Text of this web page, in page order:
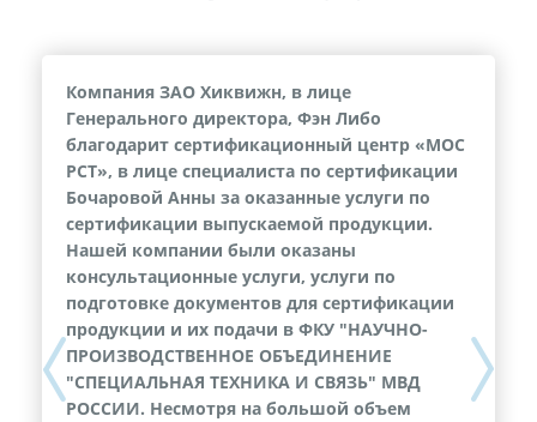
Компания ЗАО Хиквижн, в лице
Генерального директора, Фэн Либо
благодарит сертификационный центр «МОС
РСТ», в лице специалиста по сертификации
Бочаровой Анны за оказанные услуги по
сертификации выпускаемой продукции.
Нашей компании были оказаны
консультационные услуги, услуги по
подготовке документов для сертификации
продукции и их подачи в ФКУ "НАУЧНО-
ПРОИЗВОДСТВЕННОЕ ОБЪЕДИНЕНИЕ
"СПЕЦИАЛЬНАЯ ТЕХНИКА И СВЯЗЬ" МВД
РОССИИ. Несмотря на большой объем
Next